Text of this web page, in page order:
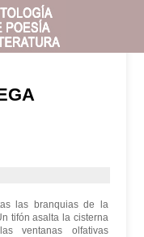
las branquias de la
tifón asalta la cisterna
ventanas olfativas